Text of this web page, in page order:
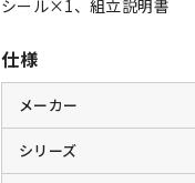
シール×1、組立説明書
仕様
メーカー
シリーズ